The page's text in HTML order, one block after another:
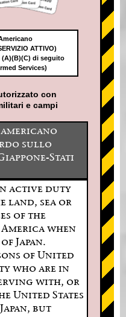
ATTIVO)
di seguito
Services)
con
e campi
sullo
Stati
active duty
land, sea or
of the
when
Japan.
of United
who are in
with, or
United States
but